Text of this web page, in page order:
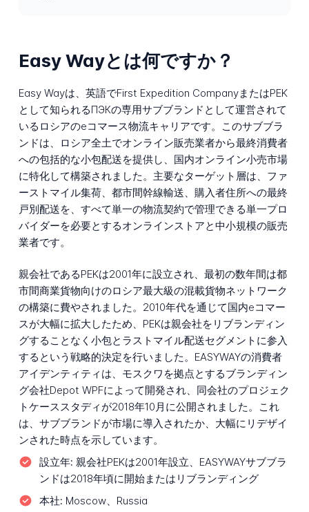
Easy Wayとは何ですか？
Easy Wayは、英語でFirst Expedition CompanyまたはPEK
として知られるПЭКの専用サブブランドとして運営されて
いるロシアのeコマース物流キャリアです。このサブブラ
ンドは、ロシア全土でオンライン販売業者から最終消費者
への包括的な小包配送を提供し、国内オンライン小売市場
に特化して構築されました。主要なターゲット層は、ファ
ーストマイル集荷、都市間幹線輸送、購入者住所への最終
戸別配送を、すべて単一の物流契約で管理できる単一プロ
バイダーを必要とするオンラインストアと中小規模の販売
業者です。
親会社であるPEKは2001年に設立され、最初の数年間は都
市間商業貨物向けのロシア最大級の混載貨物ネットワーク
の構築に費やされました。2010年代を通じて国内eコマー
スが大幅に拡大したため、PEKは親会社をリブランディン
グすることなく小包とラストマイル配送セグメントに参入
するという戦略的決定を行いました。EASYWAYの消費者
アイデンティティは、モスクワを拠点とするブランディン
グ会社Depot WPFによって開発され、同会社のプロジェク
トケーススタディが2018年10月に公開されました。これ
は、サブブランドが市場に導入されたか、大幅にリデザイ
ンされた時点を示しています。
設立年: 親会社PEKは2001年設立、EASYWAYサブブラ
ンドは2018年頃に開始またはリブランディング
本社: Moscow、Russia